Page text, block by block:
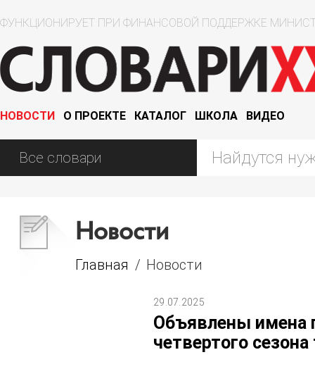
ФУНКЦИОНИРУЕТ ПРИ ФИНАНСОВОЙ ПОДДЕРЖКЕ
НОВОСТИ О ПРОЕКТЕ КАТАЛОГ ШКОЛА ВИДЕО
Новости
Главная / Новости
29.07.2025
Объявлены имена
четвертого